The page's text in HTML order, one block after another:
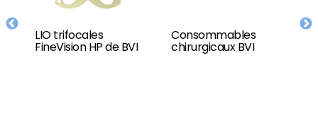
LIO trifocales
FineVision HP de BVI
Consommables
chirurgicaux BVI